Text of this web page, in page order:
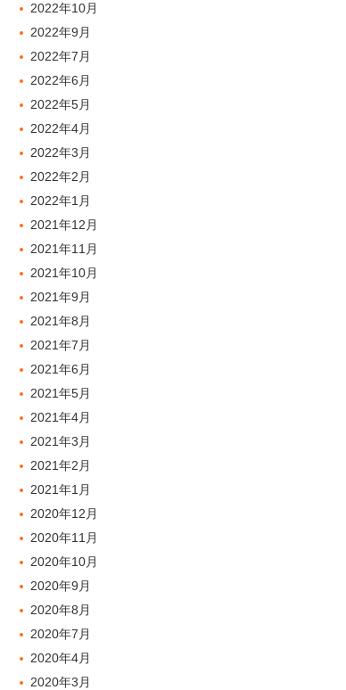
2022年10月
2022年9月
2022年7月
2022年6月
2022年5月
2022年4月
2022年3月
2022年2月
2022年1月
2021年12月
2021年11月
2021年10月
2021年9月
2021年8月
2021年7月
2021年6月
2021年5月
2021年4月
2021年3月
2021年2月
2021年1月
2020年12月
2020年11月
2020年10月
2020年9月
2020年8月
2020年7月
2020年4月
2020年3月